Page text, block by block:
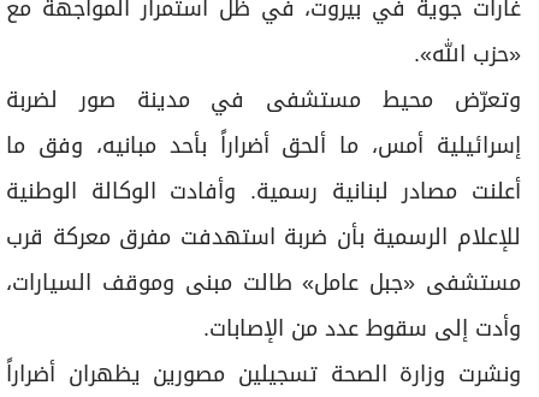
غارات جوية في بيروت، في ظل استمرار المواجهة مع
«حزب الله».
وتعرّض محيط مستشفى في مدينة صور لضربة
إسرائيلية أمس، ما ألحق أضراراً بأحد مبانيه، وفق ما
أعلنت مصادر لبنانية رسمية. وأفادت الوكالة الوطنية
للإعلام الرسمية بأن ضربة استهدفت مفرق معركة قرب
مستشفى «جبل عامل» طالت مبنى وموقف السيارات،
وأدت إلى سقوط عدد من الإصابات.
ونشرت وزارة الصحة تسجيلين مصورين يظهران أضراراً